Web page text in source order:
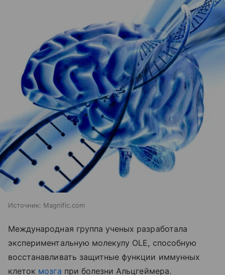
Источник: Magnific.com
Международная группа ученых разработала
экспериментальную молекулу OLE, способную
восстанавливать защитные функции иммунных
клеток мозга при болезни Альцгеймера.